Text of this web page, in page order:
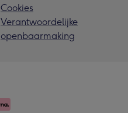
Cookies
Verantwoordelijke
openbaarmaking